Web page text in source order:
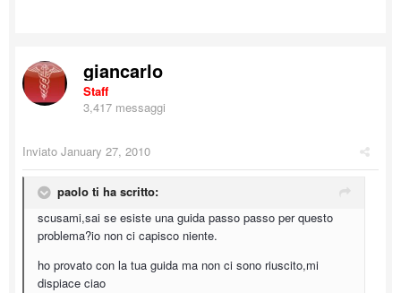
giancarlo
Staff
3,417 messaggi
Inviato January 27, 2010
paolo ti ha scritto:
scusami,sai se esiste una guida passo passo per questo
problema?io non ci capisco niente.
ho provato con la tua guida ma non ci sono riuscito,mi
dispiace ciao